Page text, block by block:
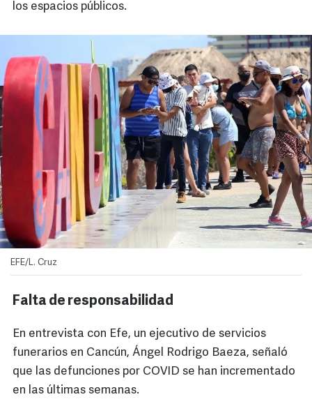
los espacios públicos.
EFE/L. Cruz
Falta de responsabilidad
En entrevista con Efe, un ejecutivo de servicios
funerarios en Cancún, Ángel Rodrigo Baeza, señaló
que las defunciones por COVID se han incrementado
en las últimas semanas.